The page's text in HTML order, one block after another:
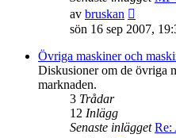
av bruskan
till
senaste
inlägget
sön 16 sep 2007,
Övriga maskiner och
Diskusioner om de övriga
marknaden.
3 Trådar
12 Inlägg
Senaste inlägget Re: